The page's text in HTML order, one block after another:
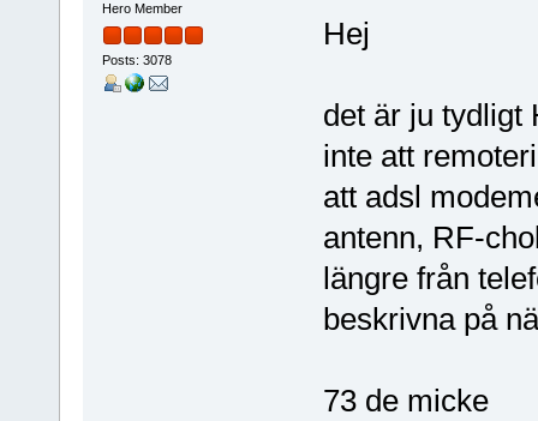
Hero Member
Posts: 3078
Hej
det är ju tydligt
inte att
att adsl
antenn, RF-
längre från
beskrivna på
73 de micke